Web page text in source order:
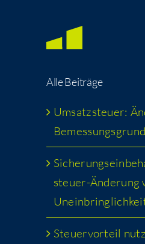
Alle Bei­trä­ge
Umsatz­steu­er:
steu­er-Ände­rung
Steu­er­vor­teil